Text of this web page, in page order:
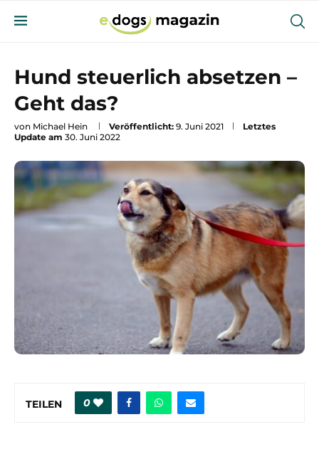
Hund steuerlich absetzen –
Geht das?
von Michael Hein Veröffentlicht: 9. Juni 2021
Letztes
Update am 30. Juni 2022
TEILEN 0